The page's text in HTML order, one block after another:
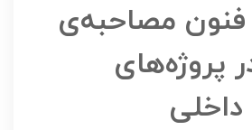
مصاحبه‌ی
پروژه‌های